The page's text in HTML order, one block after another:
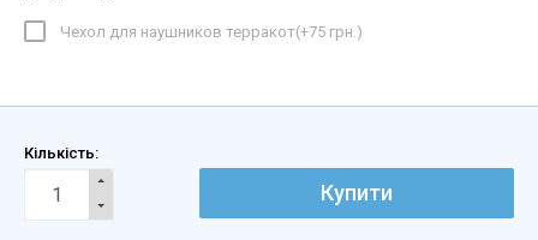
Чехол для наушников терракот(+75 грн.)
Кількість:
Купити